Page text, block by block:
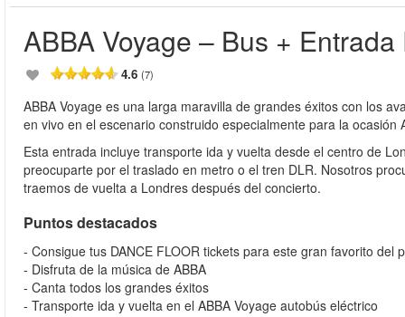
ABBA Voyage – Bus + Entrada
4.6 (7)
ABBA Voyage es una larga maravilla de grandes éxitos con los
en vivo en el escenario construido especialmente para la ocasión
Esta entrada incluye transporte ida y vuelta desde el centro de
preocuparte por el traslado en metro o el tren DLR. Nosotros
traemos de vuelta a Londres después del concierto.
Puntos destacados
- Consigue tus DANCE FLOOR tickets para este gran favorito del
- Disfruta de la música de ABBA
- Canta todos los grandes éxitos
- Transporte ida y vuelta en el ABBA Voyage autobús eléctrico